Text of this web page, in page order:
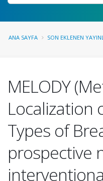
ANA SAYFA SON EKLENEN
MELODY
Localization
Types of
prospective